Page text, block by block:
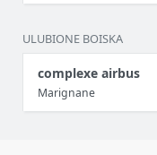
ULUBIONE BOISKA
complexe airbus
Marignane